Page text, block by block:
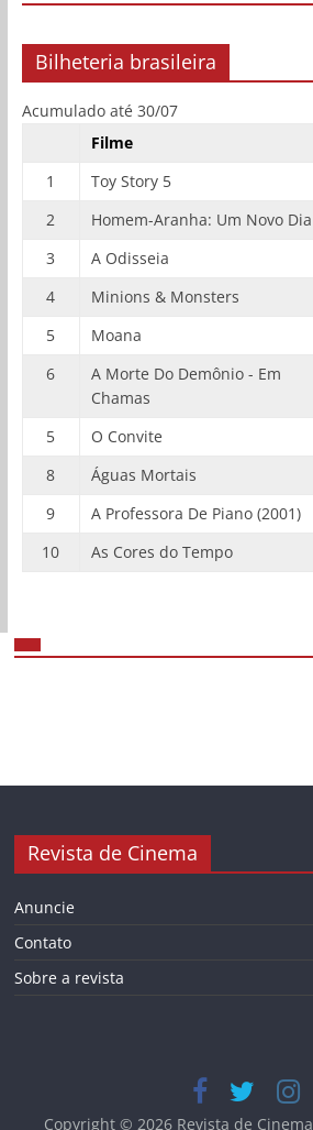
Bilheteria brasileira
Acumulado até 30/07
Filme
1
Toy Story 5
2
Homem-Aranha: Um Novo Dia
3
A Odisseia
4
Minions & Monsters
5
Moana
6
A Morte Do Demônio - Em
Chamas
5 O Convite
8
Águas Mortais
9
A Professora De Piano (2001)
10
As Cores do Tempo
Revista de Cinema
Anuncie
Contato
Sobre a revista
Copyright © 2026 Revista de Cinema